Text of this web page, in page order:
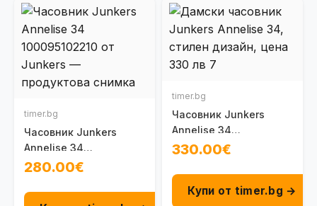
timer.bg
Часовник Junkers
Annelise 34
100095102210
280.00€
timer.bg
Часовник Junkers
Annelise 34
100096102161
330.00€
Купи от timer.bg →